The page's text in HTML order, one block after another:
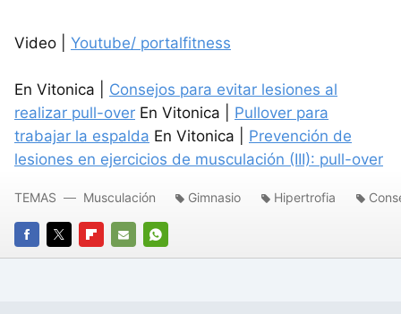
Video | Youtube/ portalfitness
En Vitonica | Consejos para evitar lesiones al
realizar pull-over En Vitonica | Pullover para
trabajar la espalda En Vitonica | Prevención de
lesiones en ejercicios de musculación (III): pull-over
FACEBOOK
TWITTERFLIPBOARD
E-
WHATSAPP
TEMAS Musculación Gimnasio Hipertrofia